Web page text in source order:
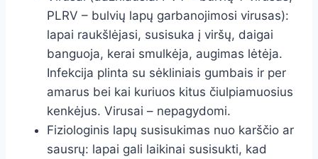
PLRV – bulvių lapų garbanojimosi virusas):
lapai raukšlėjasi, susisuka į viršų, daigai
banguoja, kerai smulkėja, augimas lėtėja.
Infekcija plinta su sėkliniais gumbais ir per
amarus bei kai kuriuos kitus čiulpiamuosius
kenkėjus. Virusai – nepagydomi.
Fiziologinis lapų susisukimas nuo karščio ar
sausrų: lapai gali laikinai susisukti, kad